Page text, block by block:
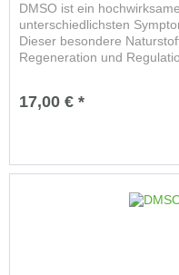
DMSO ist ein
unterschiedlichsten
Dieser besondere
Regeneration und
17,00 € *